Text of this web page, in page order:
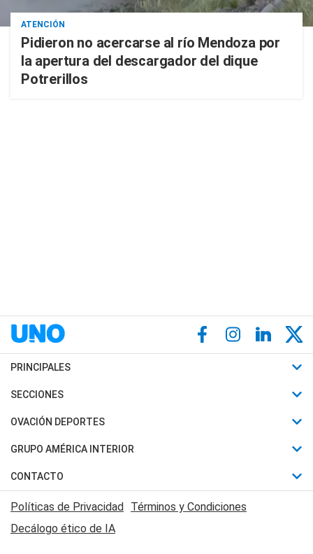
ATENCIÓN
Pidieron no acercarse al río Mendoza por
la apertura del descargador del dique
Potrerillos
PRINCIPALES
Últimas Noticias
Política
Judiciales
Economia
SECCIONES
Horóscopo
Motores
Trucos caseros
Series y Películas
Edictos y Solicitadas
OVACIÓN DEPORTES
Fútbol
Mundial
Automovilismo
Rugby
Tenis
GRUPO AMÉRICA INTERIOR
Canal 7 en Vivo
CONTACTO
Acerca de Nosotros
Contactanos
Políticas de Privacidad Términos y Condiciones
Decálogo ético de IA